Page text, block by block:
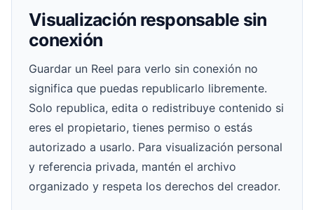
Visualización responsable sin
conexión
Guardar un Reel para verlo sin conexión no
significa que puedas republicarlo libremente.
Solo republica, edita o redistribuye contenido si
eres el propietario, tienes permiso o estás
autorizado a usarlo. Para visualización personal
y referencia privada, mantén el archivo
organizado y respeta los derechos del creador.